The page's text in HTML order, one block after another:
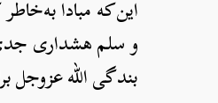
و سلم هشداری جدی
بندگی الله عزوجل